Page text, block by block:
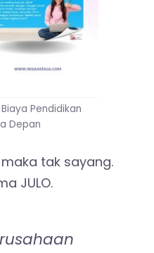
Pendidikan
Depan
tak sayang.
JULO.